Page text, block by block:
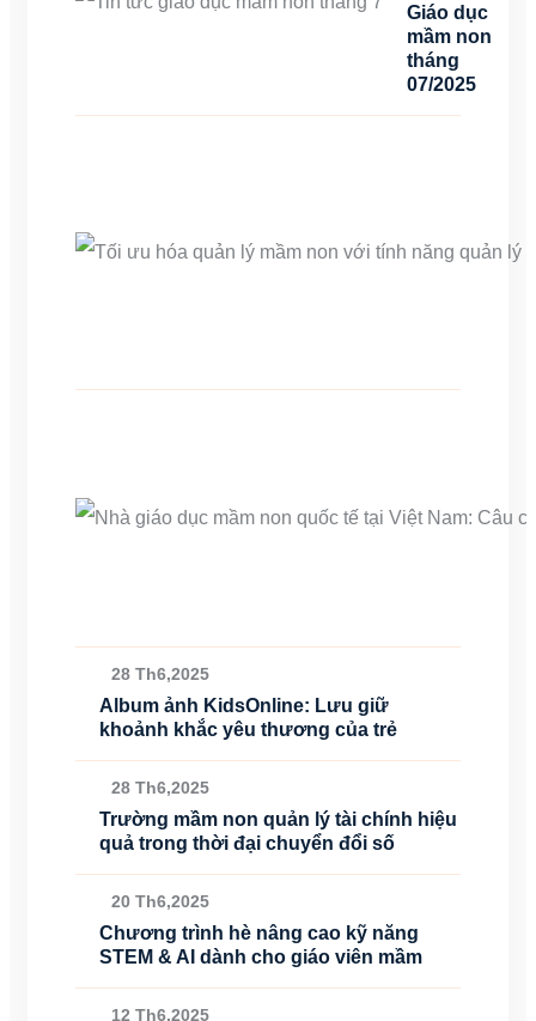
Giáo dục
mầm non
tháng
07/2025
28 Th6,2025
Album ảnh KidsOnline: Lưu giữ
khoảnh khắc yêu thương của trẻ
28 Th6,2025
Trường mầm non quản lý tài chính hiệu
quả trong thời đại chuyển đổi số
20 Th6,2025
Chương trình hè nâng cao kỹ năng
STEM & AI dành cho giáo viên mầm
12 Th6,2025